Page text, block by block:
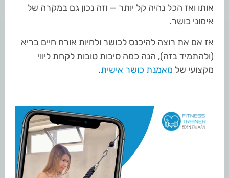
אותו ואז הכל נהיה קל יותר — וזה נכון גם במקרה של
אימוני כושר.
אז אם את רוצה להיכנס לכושר ולחיות אורח חיים בריא
(ולהתמיד בזה), הנה כמה סיבות טובות לקחת ליווי
מקצועי שלמאמנת כושר אישית.